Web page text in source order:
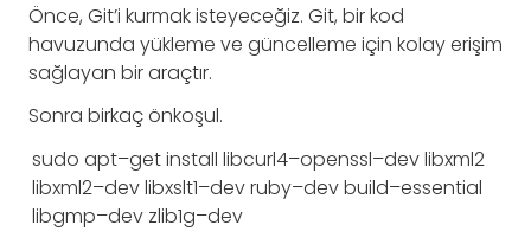
Önce, Git’i kurmak isteyeceğiz. Git, bir kod
havuzunda yükleme ve güncelleme için kolay erişim
sağlayan bir araçtır.
Sonra birkaç önkoşul.
sudo apt–getinstall libcurl4–openssl–devlibxml2
libxml2–devlibxslt1–devruby–devbuild–essential
libgmp–dev zlib1g–dev